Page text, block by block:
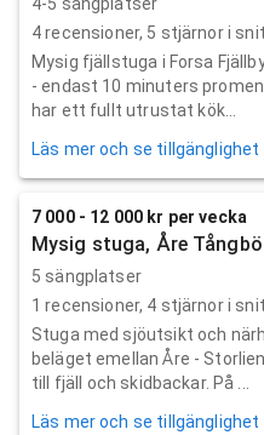
4recensioner, 5 stjärnor i
Mysig fjällstuga i Forsa
- endast 10 minuters
har ett fullt utrustat kök...
Läs mer och se
7 000 - 12 000 kr per vecka
Mysig stuga, Åre
5 sängplatser
1 recensioner, 4 stjärnor i
Stuga med sjöutsikt och
beläget emellan Åre -
till fjäll och skidbackar. På ...
Läs mer och se